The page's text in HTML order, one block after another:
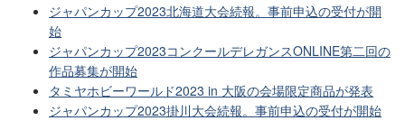
ジャパンカップ2023北海道大会続報。事前申込の受付が開
始
ジャパンカップ2023コンクールデレガンスONLINE第二回の
作品募集が開始
タミヤホビーワールド2023 in 大阪の会場限定商品が発表
ジャパンカップ2023掛川大会続報。事前申込の受付が開始